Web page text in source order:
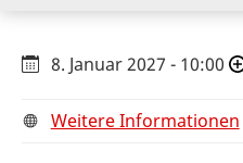
8. Januar 2027 - 10:00
Weitere Informationen